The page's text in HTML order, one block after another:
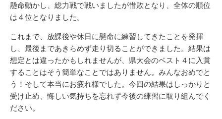
懸命動かし、総力戦で戦いましたが惜敗となり、全体の順位
は４位となりました。
これまで、放課後や休日に懸命に練習してきたことを発揮
し、最後まであきらめず走り切ることができました。結果は
想定とは違ったかもしれませんが、県大会のベスト４に入賞
することはそう簡単なことではありません。みんなおめでと
う！そして本当にお疲れ様でした。今回の結果はしっかりと
受け止め、悔しい気持ちを忘れず今後の練習に取り組んでく
ださい。